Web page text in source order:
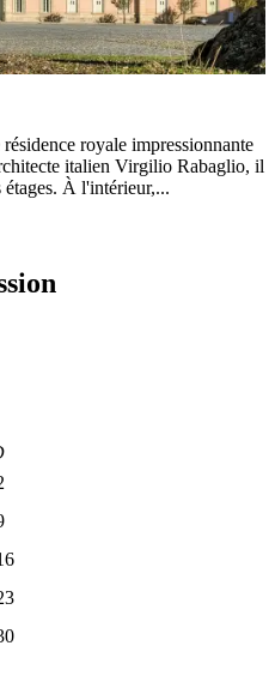
royale impressionnante
italien Virgilio Rabaglio, il
À l'intérieur,...